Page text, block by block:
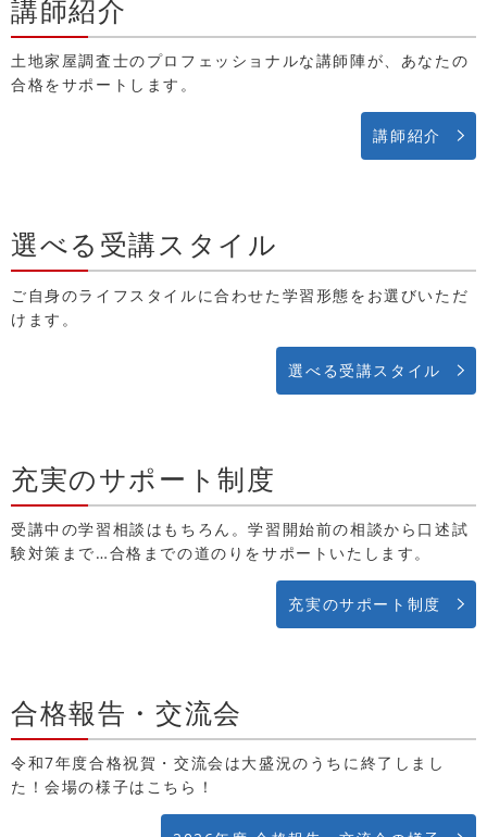
講師紹介
土地家屋調査士のプロフェッショナルな講師陣が、あなたの
合格をサポートします。
講師紹介
選べる受講スタイル
ご自身のライフスタイルに合わせた学習形態をお選びいただ
けます。
選べる受講スタイル
充実のサポート制度
受講中の学習相談はもちろん。学習開始前の相談から口述試
験対策まで…合格までの道のりをサポートいたします。
充実のサポート制度
合格報告・交流会
令和7年度合格祝賀・交流会は大盛況のうちに終了しまし
た！会場の様子はこちら！